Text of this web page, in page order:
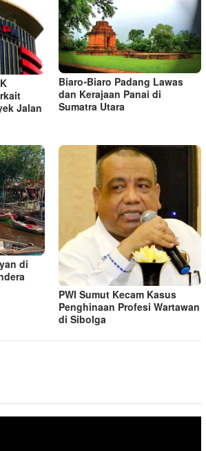
Jalan
Biaro-Biaro Padang Lawas
dan Kerajaan Panai di
Sumatra Utara
di
PWI Sumut Kecam Kasus
Penghinaan Profesi Wartawan
di Sibolga